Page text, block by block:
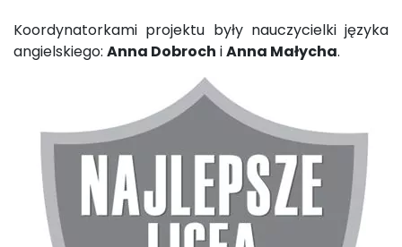
Koordynatorkami projektu były nauczycielki języka
angielskiego: Anna Dobroch iAnna Małycha.